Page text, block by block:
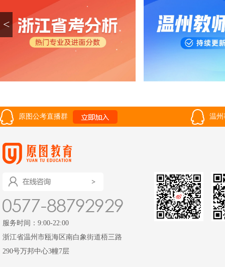
<
原图公考直播群 温州
服务时间：9:00-22:00
浙江省温州市瓯海区南白象街道梧三路
290号万邦中心3幢7层